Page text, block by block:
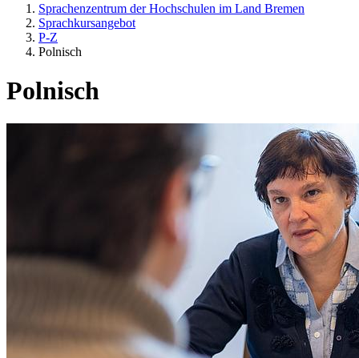
Sprachenzentrum der Hochschulen im Land Bremen
Sprachkursangebot
P-Z
Polnisch
Polnisch